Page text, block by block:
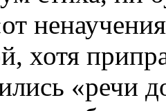
хотя
«речи